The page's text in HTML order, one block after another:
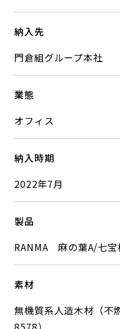
納入先
門倉組グループ本社
業態
オフィス
納入時期
2022年7月
製品
RANMA 麻の葉A/七宝
素材
無機質系人造木材（